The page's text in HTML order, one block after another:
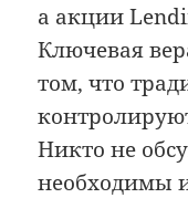
а акции
Ключевая
том, что
Никто не
необходимы